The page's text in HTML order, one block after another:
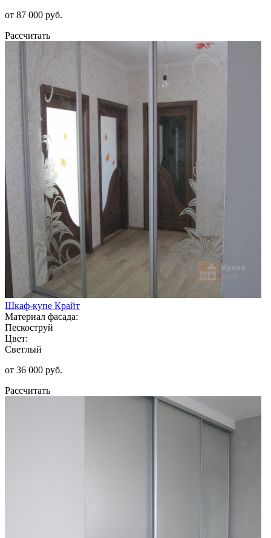
от 87 000 руб.
Рассчитать
Шкаф-купе Крайт
Материал фасада:
Пескоструй
Цвет:
Светлый
от 36 000 руб.
Рассчитать